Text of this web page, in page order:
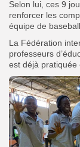
Selon lui, ces 9
renforcer les
équipe de
La Fédération
professeurs
est déjà pratiquée